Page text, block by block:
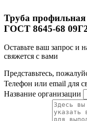
Труба
ГОСТ 8645-68
Оставьте ваш запрос и
свяжется с вами
Представьтесь,
Телефон или email для
Название организации